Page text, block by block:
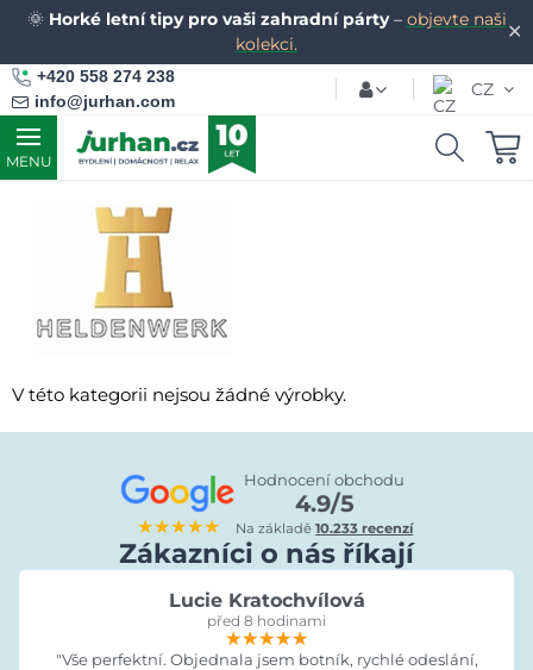
✕
🌞 Horké letní tipy pro vaši zahradní párty– objevte naši
kolekci.
+420 558 274 238
info@jurhan.com
CZ
MENU
V této kategorii nejsou žádné výrobky.
★★★★★
Hodnocení obchodu
4.9/5
Na základě10.233 recenzí
Zákazníci o nás říkají
Lucie Kratochvílová
před 8 hodinami
★★★★★
★★★★★
★★★★★
"Vše perfektní. Objednala jsem botník, rychlé odeslání,